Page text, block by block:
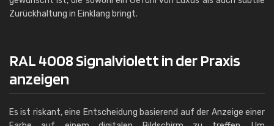
Zurückhaltung in Einklang bringt.
RAL 4008 Signalviolett in der Praxis
anzeigen
Es ist riskant, eine Entscheidung basierend auf der Anzeige einer